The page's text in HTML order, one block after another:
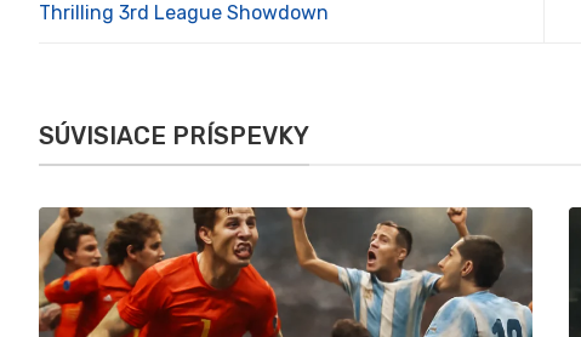
Thrilling 3rd League Showdown
SÚVISIACE PRÍSPEVKY